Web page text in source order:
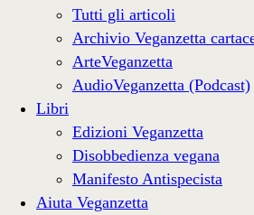
Tutti gli articoli
Archivio Veganzetta
ArteVeganzetta
AudioVeganzetta (Podcast)
Libri
Edizioni Veganzetta
Disobbedienza vegana
Manifesto Antispecista
Aiuta Veganzetta